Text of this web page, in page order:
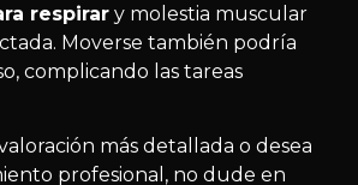
respirar y molestia muscular
Moverse también podría
complicando las tareas
más detallada o desea
profesional, no dude en